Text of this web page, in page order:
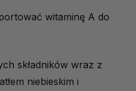
witaminę A do
składników wraz z
niebieskim i